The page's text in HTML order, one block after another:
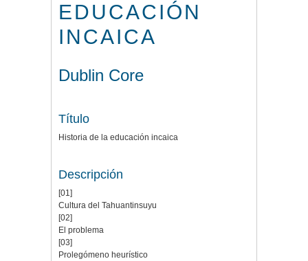
EDUCACIÓN
INCAICA
Dublin Core
Título
Historia de la educación incaica
Descripción
[01]
Cultura del Tahuantinsuyu
[02]
El problema
[03]
Prolegómeno heurístico